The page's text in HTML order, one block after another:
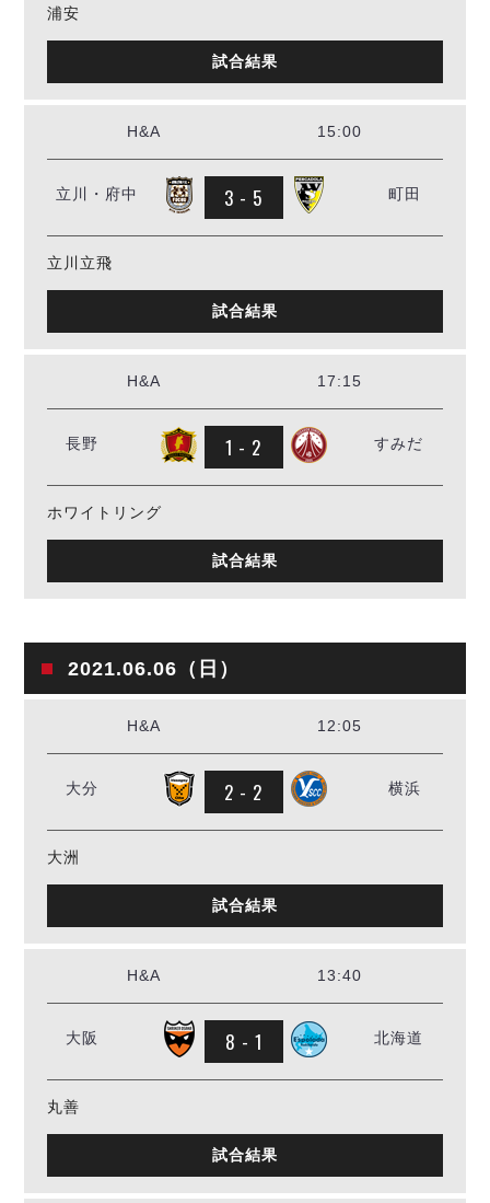
個人ランキング｜シュート成功率
個人ランキング｜第2PK
試合日程・結果
大会概要
過去の記録
Y．S．C．C．横浜
アグレミーナ浜松
ポルセイド浜田
ミラクルスマイル新居浜
リーグ統計データ
記念ゴール
選手の通算記録（Ｆ１）
エスポラーダ北海道
バルドラール浦安
フウガドールすみだ
立川アスレティックFC
ペスカドーラ町田
湘南ベルマーレ
ボアルース長野
シュライカー大阪
ボルクバレット北九州
バサジィ大分
選手の通算記録（Ｆ２）
ヴォスクオーレ仙台
マルバ水戸FC
リガーレヴィア葛飾
Y．S．C．C．横浜
ヴィンセドール白山
アグレミーナ浜松
02
FOLLOW US!
浦安
試合結果
H&A 15:00
立川・府中 3 - 5 町田
立川立飛
試合結果
H&A 17:15
長野 1 - 2 すみだ
ホワイトリング
試合結果
2021.06.06（日）
H&A 12:05
大分 2 - 2 横浜
大洲
試合結果
H&A 13:40
大阪 8 - 1 北海道
丸善
試合結果